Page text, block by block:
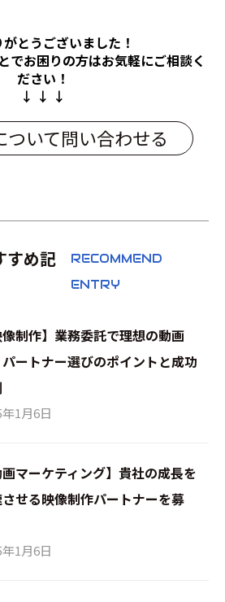
とうございました！
でお困りの方はお気軽にご相談く
ださい！
↓ ↓ ↓
ついて問い合わせる
すめ記
RECOMMEND
ENTRY
像制作】業務委託で理想の動画
ートナー選びのポイントと成功
1月6日
画マーケティング】貴社の成長を
せる映像制作パートナーを募
1月6日